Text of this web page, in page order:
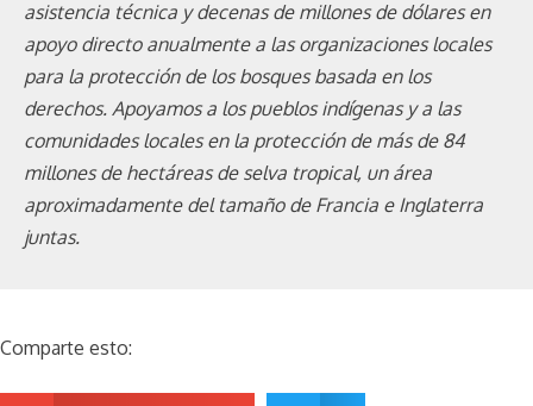
asistencia técnica y decenas de millones de dólares en
apoyo directo anualmente a las organizaciones locales
para la protección de los bosques basada en los
derechos. Apoyamos a los pueblos indígenas y a las
comunidades locales en la protección de más de 84
millones de hectáreas de selva tropical, un área
aproximadamente del tamaño de Francia e Inglaterra
juntas.
Comparte esto: